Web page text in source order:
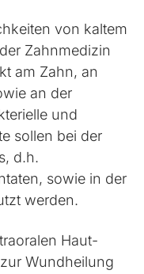
von kaltem
Zahnmedizin
am Zahn, an
an der
und
sollen bei der
d.h.
sowie in der
werden.
Haut-
Wundheilung